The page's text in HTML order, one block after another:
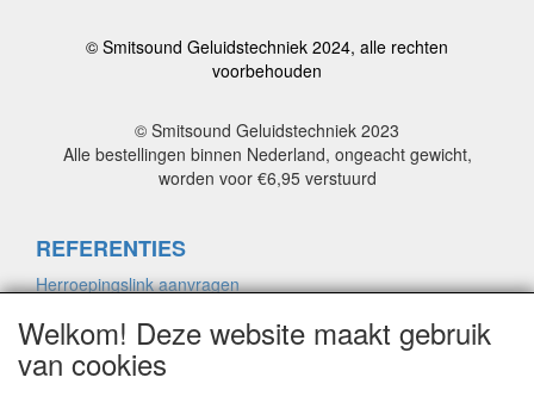
© Smitsound Geluidstechniek 2024, alle rechten
voorbehouden
© Smitsound Geluidstechniek 2023
Alle bestellingen binnen Nederland, ongeacht gewicht,
worden voor €6,95 verstuurd
REFERENTIES
Herroepingslink aanvragen
ALGEMENE VOORWAARDEN
Welkom! Deze website maakt gebruik
van cookies